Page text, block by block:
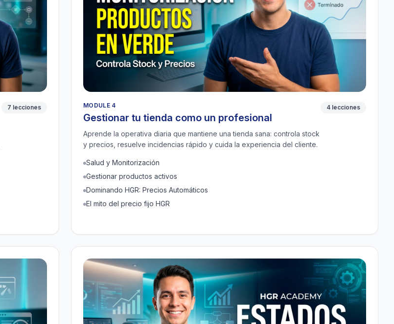
7 lecciones MODULE 4
Gestionar tu tienda como un profesional
Aprende la operativa diaria que mantiene una tienda sana: controla stock
y precios, resuelve incidencias rápido y cuida la experiencia del cliente.
4 lecciones
Salud y Monitorización
Gestionar productos activos
Dominando HGR: Precios Automáticos
El mito del precio fijo HGR